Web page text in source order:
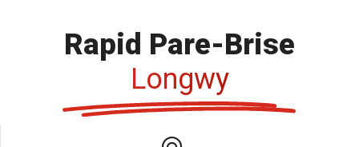
Rapid Pare-Brise
Longwy